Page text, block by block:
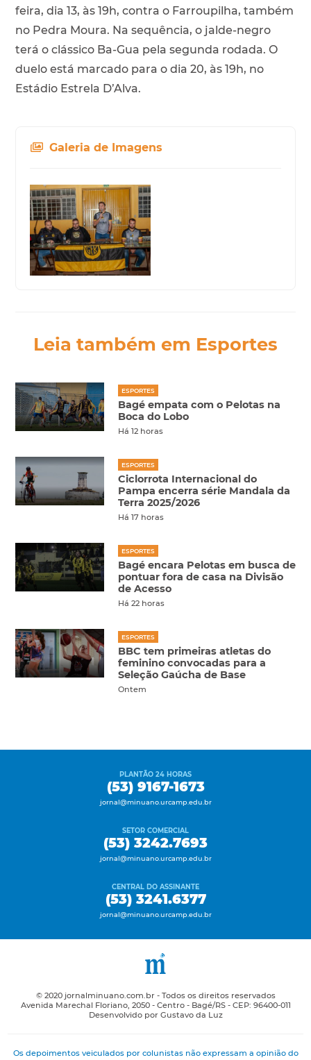
feira, dia 13, às 19h, contra o Farroupilha, também
no Pedra Moura. Na sequência, o jalde-negro
terá o clássico Ba-Gua pela segunda rodada. O
duelo está marcado para o dia 20, às 19h, no
Estádio Estrela D’Alva.
Galeria de Imagens
Leia também em Esportes
ESPORTES
Bagé empata com o Pelotas na
Boca do Lobo
Há 12 horas
ESPORTES
Ciclorrota Internacional do
Pampa encerra série Mandala da
Terra 2025/2026
Há 17 horas
ESPORTES
Bagé encara Pelotas em busca de
pontuar fora de casa na Divisão
de Acesso
Há 22 horas
ESPORTES
BBC tem primeiras atletas do
feminino convocadas para a
Seleção Gaúcha de Base
Ontem
PLANTÃO 24 HORAS
(53) 9167-1673
jornal@minuano.urcamp.edu.br
SETOR COMERCIAL
(53) 3242.7693
jornal@minuano.urcamp.edu.br
CENTRAL DO ASSINANTE
(53) 3241.6377
jornal@minuano.urcamp.edu.br
© 2020 jornalminuano.com.br - Todos os direitos reservados
Avenida Marechal Floriano, 2050 - Centro - Bagé/RS - CEP: 96400-011
Desenvolvido por Gustavo da Luz
Os depoimentos veiculados por colunistas não expressam a opinião do